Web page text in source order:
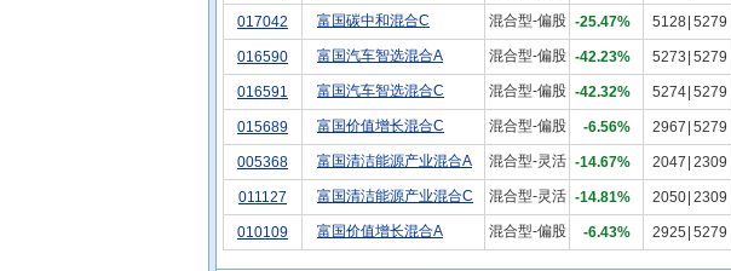
017042 富国碳中和混合C 混合型-偏股 -25.47% 5128 5279
016590 富国汽车智选混合A 混合型-偏股 -42.23% 5273 5279
016591 富国汽车智选混合C 混合型-偏股 -42.32% 5274 5279
015689 富国价值增长混合C 混合型-偏股 -6.56% 2967 5279
005368 富国清洁能源产业混合A 混合型-灵活 -14.67% 2047 2309
011127 富国清洁能源产业混合C 混合型-灵活 -14.81% 2050 2309
010109 富国价值增长混合A 混合型-偏股 -6.43% 2925 5279